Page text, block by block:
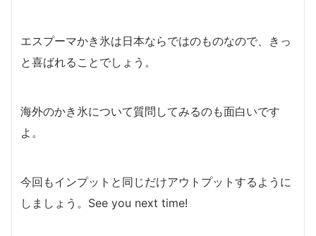
エスプーマかき氷は日本ならではのものなので、きっ
と喜ばれることでしょう。
海外のかき氷について質問してみるのも面白いです
よ。
今回もインプットと同じだけアウトプットするように
しましょう。See you next time!